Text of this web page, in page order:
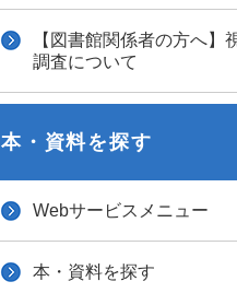
【図書館関係者の方へ】
調査について
本・資料を探す
Webサービスメニュー
本・資料を探す